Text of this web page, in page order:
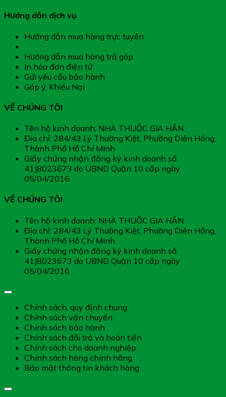
Hướng dẫn dịch vụ
Hướng dẫn mua hàng trực tuyến
Hướng dẫn mua hàng trả góp
In hóa đơn điện tử
Gửi yêu cầu bảo hành
Góp ý, Khiếu Nại
VỀ CHÚNG TÔI
Tên hộ kinh doanh: NHÀ THUỐC GIA HÂN
Địa chỉ: 284/43 Lý Thường Kiệt, Phường Diên Hồng,
Thành Phố Hồ Chí Minh
Giấy chứng nhận đăng ký kinh doanh số:
41J8023673 do UBND Quận 10 cấp ngày
05/04/2016
VỀ CHÚNG TÔI
Tên hộ kinh doanh: NHÀ THUỐC GIA HÂN
Địa chỉ: 284/43 Lý Thường Kiệt, Phường Diên Hồng,
Thành Phố Hồ Chí Minh
Giấy chứng nhận đăng ký kinh doanh số:
41J8023673 do UBND Quận 10 cấp ngày
05/04/2016
Chính sách, quy định chung
Chính sách vận chuyển
Chính sách bảo hành
Chính sách đổi trả và hoàn tiền
Chính sách cho doanh nghiệp
Chính sách hàng chính hãng
Bảo mật thông tin khách hàng